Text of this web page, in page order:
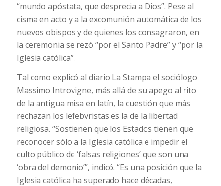
“mundo apóstata, que desprecia a Dios”. Pese al
cisma en acto y a la excomunión automática de los
nuevos obispos y de quienes los consagraron, en
la ceremonia se rezó “por el Santo Padre” y “por la
Iglesia católica”.
Tal como explicó al diario La Stampa el sociólogo
Massimo Introvigne, más allá de su apego al rito
de la antigua misa en latín, la cuestión que más
rechazan los lefebvristas es la de la libertad
religiosa. “Sostienen que los Estados tienen que
reconocer sólo a la Iglesia católica e impedir el
culto público de ‘falsas religiones’ que son una
‘obra del demonio’”, indicó. “Es una posición que la
Iglesia católica ha superado hace décadas,